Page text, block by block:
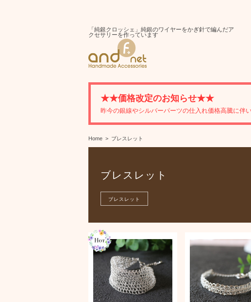
「純銀クロッシェ」純銀のワイヤーをかぎ針で編んだア
クセサリーを作っています
★★価格改定のお知らせ★★
昨今の銀線やシルバーパーツの仕入れ価格高騰に伴
Home ブレスレット
ブレスレット
ブレスレット